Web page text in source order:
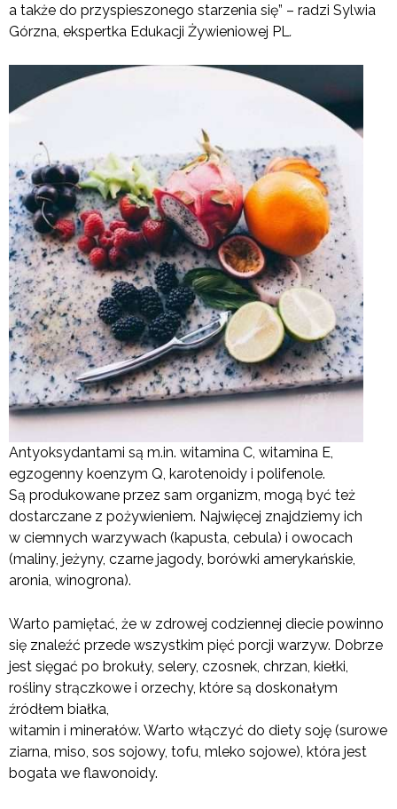
a także do przyspieszonego starzenia się” – radzi Sylwia
Górzna, ekspertka Edukacji Żywieniowej PL.
Antyoksydantami są m.in. witamina C, witamina E,
egzogenny koenzym Q, karotenoidy i polifenole.
Są produkowane przez sam organizm, mogą być też
dostarczane z pożywieniem. Najwięcej znajdziemy ich
w ciemnych warzywach (kapusta, cebula) i owocach
(maliny, jeżyny, czarne jagody, borówki amerykańskie,
aronia, winogrona).
Warto pamiętać, że w zdrowej codziennej diecie powinno
się znaleźć przede wszystkim pięć porcji warzyw. Dobrze
jest sięgać po brokuły, selery, czosnek, chrzan, kiełki,
rośliny strączkowe i orzechy, które są doskonałym
źródłem białka,
witamin i minerałów. Warto włączyć do diety soję (surowe
ziarna, miso, sos sojowy, tofu, mleko sojowe), która jest
bogata we flawonoidy.